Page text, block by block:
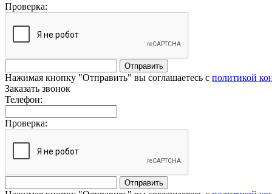
Проверка:
Отправить
Нажимая кнопку "Отправить" вы соглашаетесь с политикой
Заказать звонок
Телефон:
Проверка:
Отправить